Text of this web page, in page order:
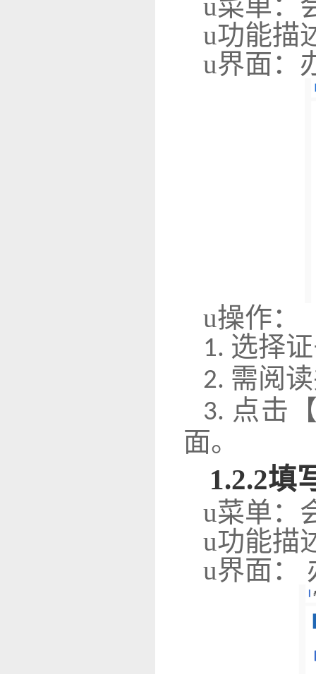
u功能描
u界面：
u操作：
1. 选择
2. 需阅
3. 点击
面。
1.2.2填
u菜单：
u功能描
u界面：